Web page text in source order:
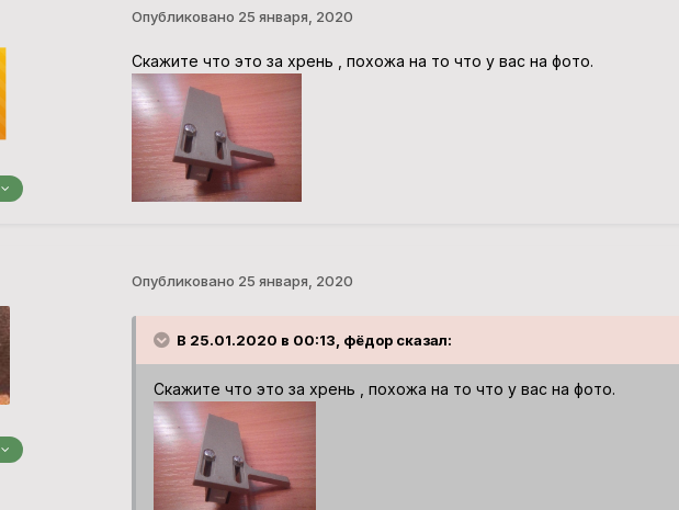
Опубликовано 25 января, 2020
Скажите что это за хрень , похожа на то что у вас на фото.
Опубликовано 25 января, 2020
В 25.01.2020 в 00:13, фёдор сказал:
Скажите что это за хрень , похожа на то что у вас на фото.